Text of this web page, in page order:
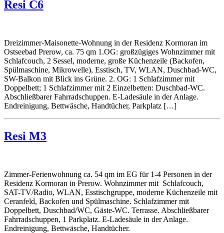
Resi C6
Dreizimmer-Maisonette-Wohnung in der Residenz Kormoran im
Ostseebad Prerow, ca. 75 qm 1.OG: großzügiges Wohnzimmer mit
Schlafcouch, 2 Sessel, moderne, große Küchenzeile (Backofen,
Spülmaschine, Mikrowelle), Esstisch, TV, WLAN, Duschbad-WC,
SW-Balkon mit Blick ins Grüne. 2. OG: 1 Schlafzimmer mit
Doppelbett; 1 Schlafzimmer mit 2 Einzelbetten: Duschbad-WC.
Abschließbarer Fahrradschuppen. E-Ladesäule in der Anlage.
Endreinigung, Bettwäsche, Handtücher, Parkplatz […]
Resi M3
Zimmer-Ferienwohnung ca. 54 qm im EG für 1-4 Personen in der
Residenz Kormoran in Prerow. Wohnzimmer mit Schlafcouch,
SAT-TV/Radio, WLAN, Esstischgruppe, moderne Küchenzeile mit
Ceranfeld, Backofen und Spülmaschine. Schlafzimmer mit
Doppelbett, Duschbad/WC, Gäste-WC. Terrasse. Abschließbarer
Fahrradschuppen, 1 Parkplatz. E-Ladesäule in der Anlage.
Endreinigung, Bettwäsche, Handtücher.